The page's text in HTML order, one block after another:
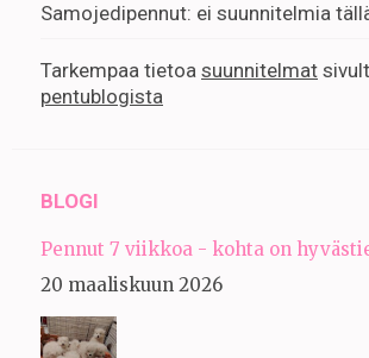
Samojedipennut: ei suunnitelmia
Tarkempaa tietoa suunnitelmat
pentublogista
BLOGI
Pennut 7 viikkoa - kohta on
20 maaliskuun 2026